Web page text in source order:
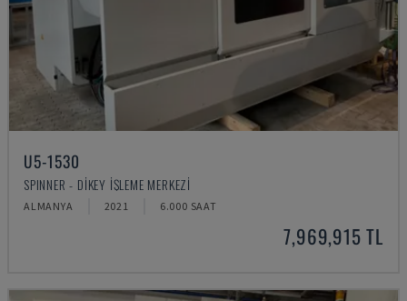
U5-1530
SPINNER - DIKEY İŞLEME MERKEZI
ALMANYA 2021 6.000 SAAT
7,969,915 TL